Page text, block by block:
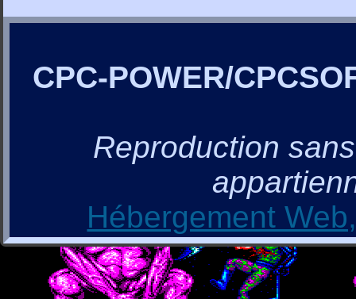
CPC-POWER/
Reproduction
Hébergement